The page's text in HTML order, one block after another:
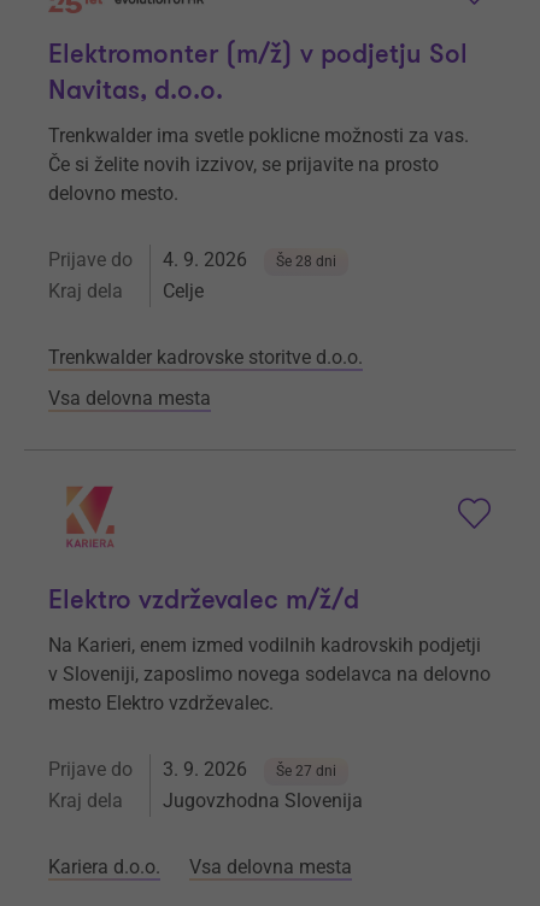
Elektromonter (m/ž) v podjetju Sol
Navitas, d.o.o.
Trenkwalder ima svetle poklicne možnosti za vas.
Če si želite novih izzivov, se prijavite na prosto
delovno mesto.
Prijave do 4. 9. 2026 Še 28 dni
Kraj dela Celje
Trenkwalder kadrovske storitve d.o.o.
Vsa delovna mesta
Elektro vzdrževalec m/ž/d
Na Karieri, enem izmed vodilnih kadrovskih podjetji
v Sloveniji, zaposlimo novega sodelavca na delovno
mesto Elektro vzdrževalec.
Prijave do 3. 9. 2026 Še 27 dni
Kraj dela Jugovzhodna Slovenija
Kariera d.o.o. Vsa delovna mesta